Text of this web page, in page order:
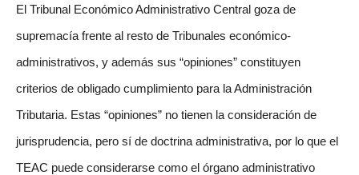
El Tribunal Económico Administrativo Central goza de
supremacía frente al resto de Tribunales económico-
administrativos, y además sus “opiniones” constituyen
criterios de obligado cumplimiento para la Administración
Tributaria. Estas “opiniones” no tienen la consideración de
jurisprudencia, pero sí de doctrina administrativa, por lo que el
TEAC puede considerarse como el órgano administrativo